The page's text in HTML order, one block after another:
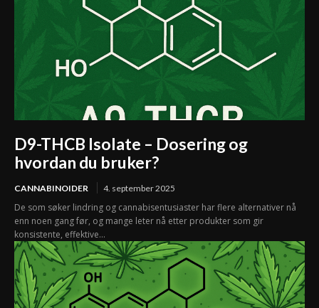
D9-THCB Isolate – Dosering og
hvordan du bruker?
CANNABINOIDER 4. september 2025
De som søker lindring og cannabisentusiaster har flere alternativer nå
enn noen gang før, og mange leter nå etter produkter som gir
konsistente, effektive...